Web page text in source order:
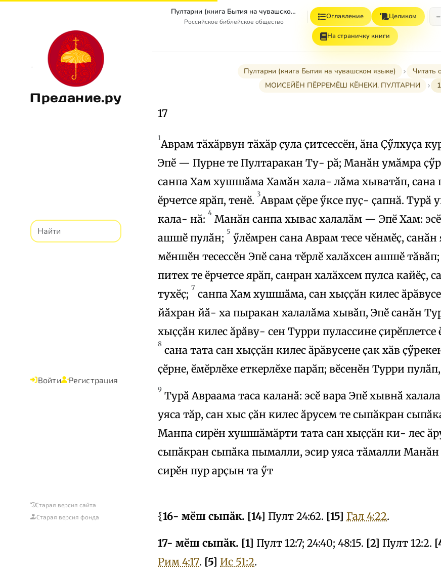
Предание.ру
Войти Регистрация
Старая версия сайта
Старая версия фонда
Пултарни (книга Бытия на чувашском языке)
Российское библейское общество
Оглавление Целиком −
На страничку книги
Пултарни (книга Бытия на чувашском языке)
Читать
МОИСЕЙӖН ПӖРРЕМӖШ КӖНЕКИ. ПУЛТАРНИ
17
1Аврам тӑхӑрвун тӑхӑр ҫула ҫитсессӗн, ӑна Ҫӳлхуҫа
Эпӗ — Пурне те Пултаракан Ту- рӑ; Манӑн умӑмра
санпа Хам хушшӑма Хамӑн хала- лӑма хыватӑп, сана
ӗрчетсе ярӑп, тенӗ. 3Аврам ҫӗре ӳксе пуҫ- ҫапнӑ. Турӑ
кала- нӑ: 4 Манӑн санпа хывас халалӑм — Эпӗ Хам: эсӗ
ашшӗ пулӑн; 5 ӳлӗмрен сана Аврам тесе чӗнмӗҫ,
мӗншӗн тесессӗн Эпӗ сана тӗрлӗ халӑхсен ашшӗ тӑвӑп;
питех те ӗрчетсе ярӑп, санран халӑхсем пулса кайӗҫ,
тухӗҫ; 7 санпа Хам хушшӑма, сан хыҫҫӑн килес
йӑхран йӑ- ха пыракан халалӑма хывӑп, Эпӗ санӑн
хыҫҫӑн килес ӑрӑву- сен Турри пулассине ҫирӗплетсе
8 сана тата сан хыҫҫӑн килес ӑрӑвусене ҫак хӑв
ҫӗрне, ӗмӗрлӗхе еткерлӗхе парӑп; вӗсенӗн Турри
9 Турӑ Авраама таса каланӑ: эсӗ вара Эпӗ хывнӑ халала
уяса тӑр, сан хыс ҫӑн килес ӑрусем те сыпӑкран
Манпа сирӗн хушшӑмӑрти тата сан хыҫҫӑн ки- лес
сыпӑкран сыпӑка пымалли, эсир уяса тӑмалли Манӑн
сирӗн пур арҫын та ӳт
{16- мӗш сыпӑк. [14] Пулт 24:62. [15] Гал 4:22.
17- мӗш сыпӑк. [1] Пулт 12:7; 24:40; 48:15. [2] Пулт 12:2.
Рим 4:17. [5] Ис 51:2.